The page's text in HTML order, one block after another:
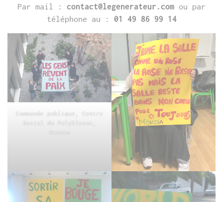
Par mail : contact@legenerateur.com ou par
téléphone au : 01 49 86 99 14
Commande publique, Centre
Social du Polyblosne,
Rennes